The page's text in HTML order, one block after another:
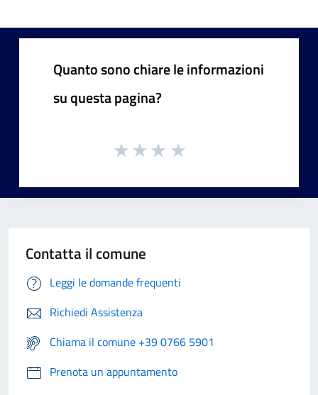
Quanto sono chiare le informazioni
su questa pagina?
Contatta il comune
Leggi le domande frequenti
Richiedi Assistenza
Chiama il comune +39 0766 5901
Prenota un appuntamento